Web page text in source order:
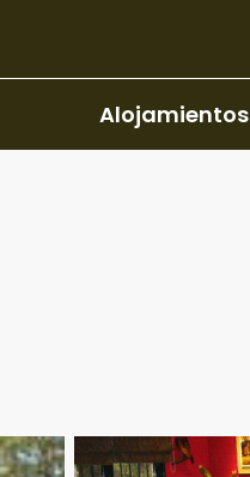
Alojamientos